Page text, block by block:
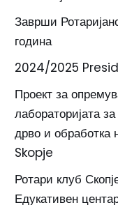
Заврши
година
2024/2025
Проект за
лабораторијата
дрво и обработка
Skopje
Ротари клуб
Едукативен